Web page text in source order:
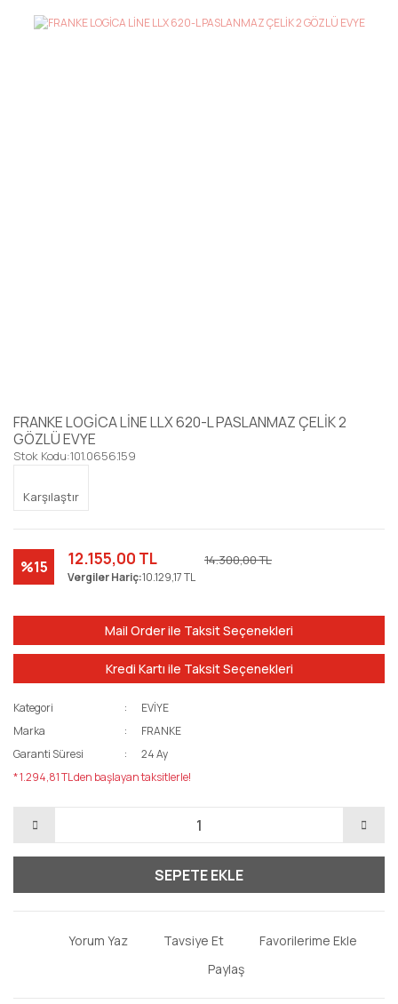
FRANKE LOGİCA LİNE LLX 620-L PASLANMAZ ÇELİK 2
GÖZLÜ EVYE
Stok Kodu:101.0656.159
Karşılaştır
%15 12.155,00 TL
Vergiler Hariç:10.129,17 TL
14.300,00 TL
Mail Order ile Taksit Seçenekleri
Kredi Kartı ile Taksit Seçenekleri
Kategori
EVİYE
Marka
FRANKE
Garanti Süresi
24 Ay
* 1.294,81 TL den başlayan taksitlerle!
SEPETE EKLE
Yorum Yaz
Tavsiye Et
Paylaş